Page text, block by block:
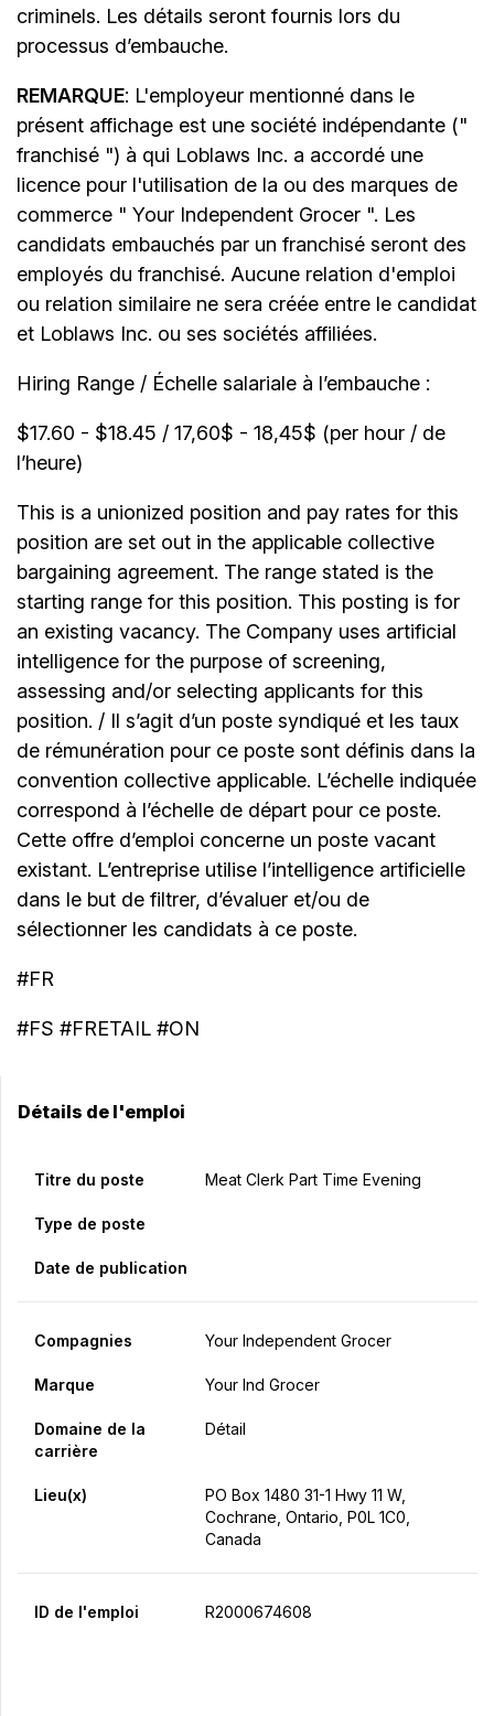
criminels. Les détails seront fournis lors du
processus d’embauche.
REMARQUE: L'employeur mentionné dans le
présent affichage est une société indépendante ("
franchisé ") à qui Loblaws Inc. a accordé une
licence pour l'utilisation de la ou des marques de
commerce " Your Independent Grocer ". Les
candidats embauchés par un franchisé seront des
employés du franchisé. Aucune relation d'emploi
ou relation similaire ne sera créée entre le candidat
et Loblaws Inc. ou ses sociétés affiliées.
Hiring Range / Échelle salariale à l’embauche :
$17.60 - $18.45 / 17,60$ - 18,45$ (per hour / de
l’heure)
This is a unionized position and pay rates for this
position are set out in the applicable collective
bargaining agreement. The range stated is the
starting range for this position. This posting is for
an existing vacancy. The Company uses artificial
intelligence for the purpose of screening,
assessing and/or selecting applicants for this
position. / Il s’agit d’un poste syndiqué et les taux
de rémunération pour ce poste sont définis dans la
convention collective applicable. L’échelle indiquée
correspond à l’échelle de départ pour ce poste.
Cette offre d’emploi concerne un poste vacant
existant. L’entreprise utilise l’intelligence artificielle
dans le but de filtrer, d’évaluer et/ou de
sélectionner les candidats à ce poste.
#FR
#FS #FRETAIL #ON
Détails de l'emploi
Titre du poste Meat Clerk Part Time Evening
Type de poste
Date de publication
Compagnies Your Independent Grocer
Marque Your Ind Grocer
Domaine de la
carrière
Détail
Lieu(x)
PO Box 1480 31-1 Hwy 11 W,
Cochrane, Ontario, P0L 1C0,
Canada
ID de l'emploi R2000674608